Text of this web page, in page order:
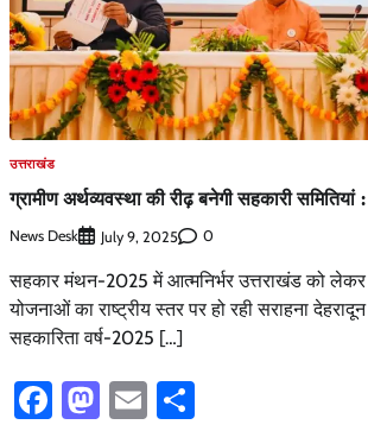
उत्तराखंड
ग्रामीण अर्थव्यवस्था की रीढ़ बनेगी सहकारी समितियां
News Desk July 9, 2025 0
सहकार मंथन-2025 में आत्मनिर्भर उत्तराखंड को लेकर
योजनाओं का राष्ट्रीय स्तर पर हो रही सराहना
सहकारिता वर्ष-2025 […]
Facebook
Mastodon
Email